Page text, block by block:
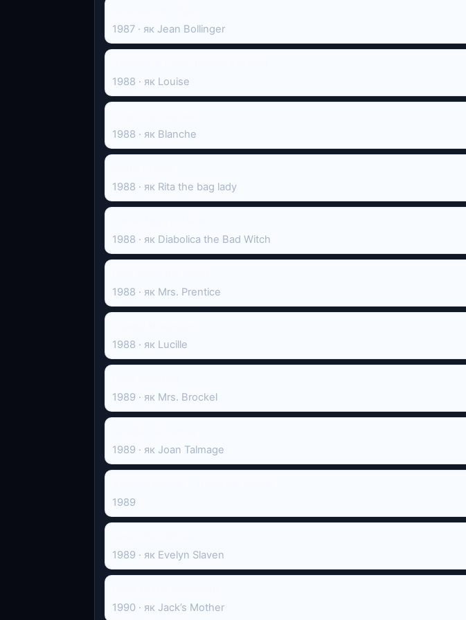
1987 · як Jean Bollinger
1988 · як Louise
1988 · як Blanche
1988 · як Rita the bag lady
1988 · як Diabolica the Bad Witch
1988 · як Mrs. Prentice
1988 · як Lucille
1989 · як Mrs. Brockel
1989 · як Joan Talmage
1989
1989 · як Evelyn Slaven
1990 · як Jack’s Mother